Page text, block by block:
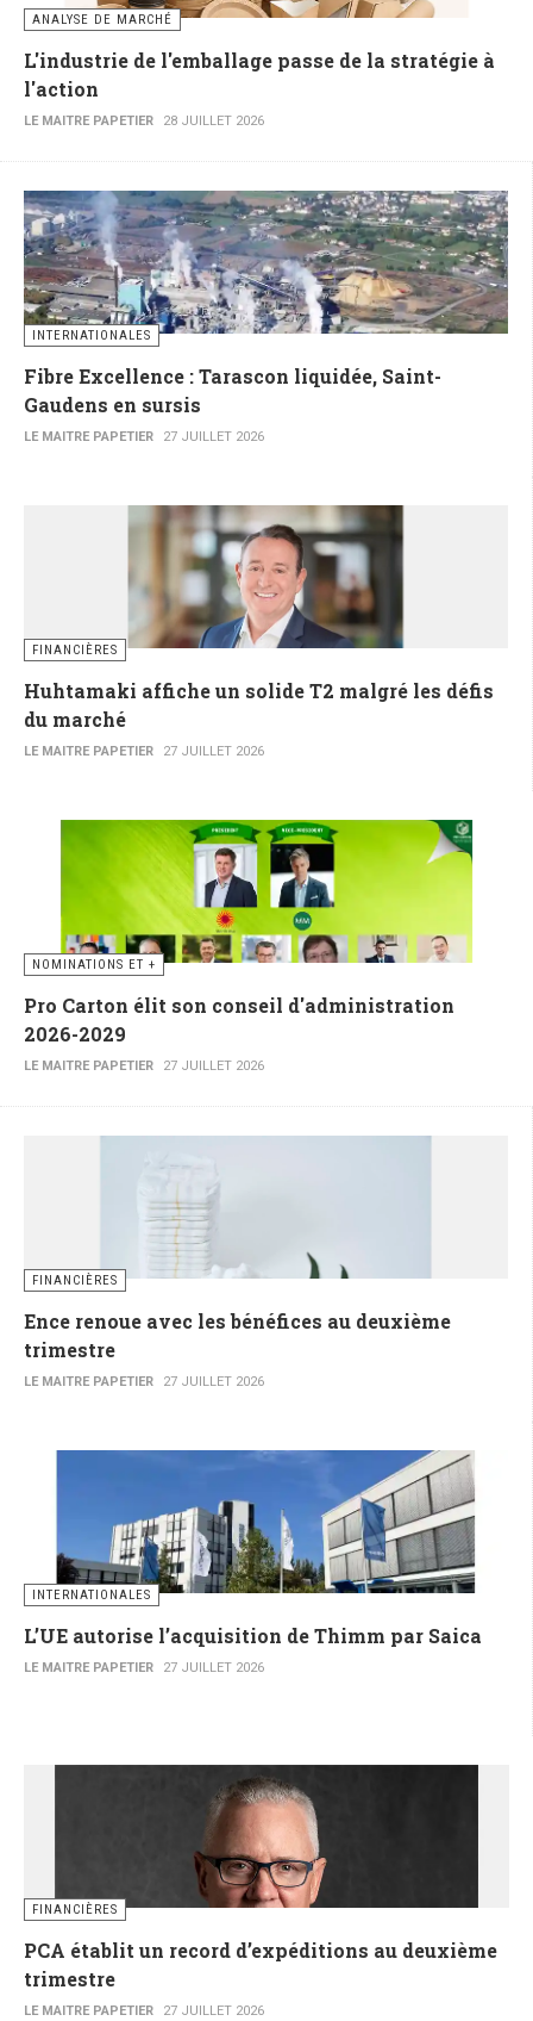
ANALYSE DE MARCHÉ
L'industrie de l'emballage passe de la stratégie à
l'action
LE MAITRE PAPETIER 28 JUILLET 2026
INTERNATIONALES
Fibre Excellence : Tarascon liquidée, Saint-
Gaudens en sursis
LE MAITRE PAPETIER 27 JUILLET 2026
FINANCIÈRES
Huhtamaki affiche un solide T2 malgré les défis
du marché
LE MAITRE PAPETIER 27 JUILLET 2026
NOMINATIONS ET +
Pro Carton élit son conseil d'administration
2026-2029
LE MAITRE PAPETIER 27 JUILLET 2026
FINANCIÈRES
Ence renoue avec les bénéfices au deuxième
trimestre
LE MAITRE PAPETIER 27 JUILLET 2026
INTERNATIONALES
L’UE autorise l’acquisition de Thimm par Saica
LE MAITRE PAPETIER 27 JUILLET 2026
FINANCIÈRES
PCA établit un record d’expéditions au deuxième
trimestre
LE MAITRE PAPETIER 27 JUILLET 2026